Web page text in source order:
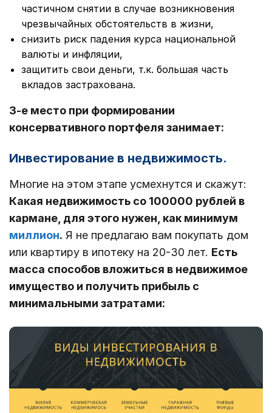
частичном снятии в случае возникновения
чрезвычайных обстоятельств в жизни,
снизить риск падения курса национальной
валюты и инфляции,
защитить свои деньги, т.к. большая часть
вкладов застрахована.
3-е место при формировании
консервативного портфеля занимает:
Инвестирование в недвижимость.
Многие на этом этапе усмехнутся и скажут:
Какая недвижимость со 100000 рублей в
кармане, для этого нужен, как минимум
миллион. Я не предлагаю вам покупать дом
или квартиру в ипотеку на 20-30 лет. Есть
масса способов вложиться в недвижимое
имущество и получить прибыль с
минимальными затратами: